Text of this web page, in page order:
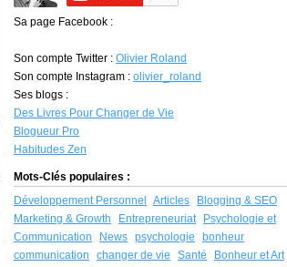
Sa page Facebook :
Son compte Twitter : Olivier Roland
Son compte Instagram : olivier_roland
Ses blogs :
Des Livres Pour Changer de Vie
Blogueur Pro
Habitudes Zen
Mots-Clés populaires :
Développement Personnel
Articles
Blogging & SEO
Marketing & Growth
Entrepreneuriat
Psychologie et
Communication
News psychologie
bonheur
communication
changer de vie Santé Bonheur et Art